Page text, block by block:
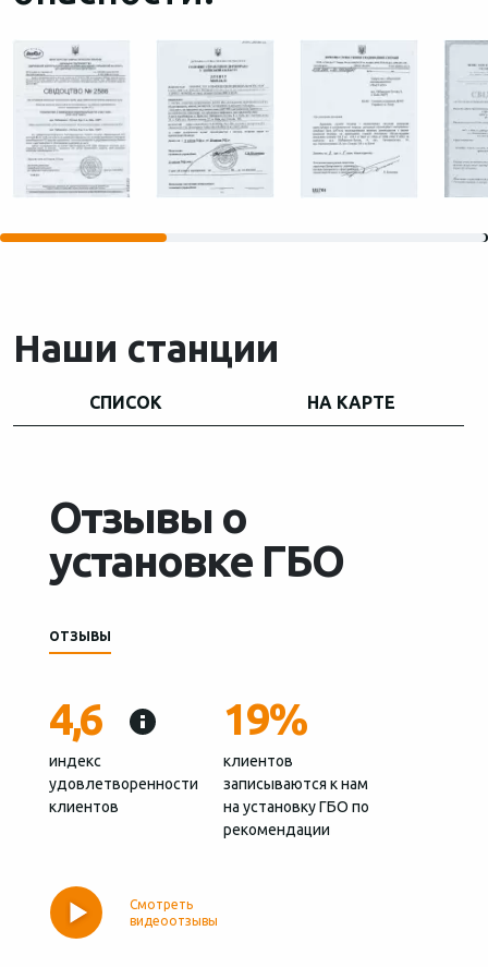
Наши станции
СПИСОК НА КАРТЕ
Отзывы о
установке ГБО
ОТЗЫВЫ
4,6
индекс
удовлетворенности
клиентов
19%
клиентов
записываются к нам
на установку ГБО по
рекомендации
Смотреть
видеоотзывы